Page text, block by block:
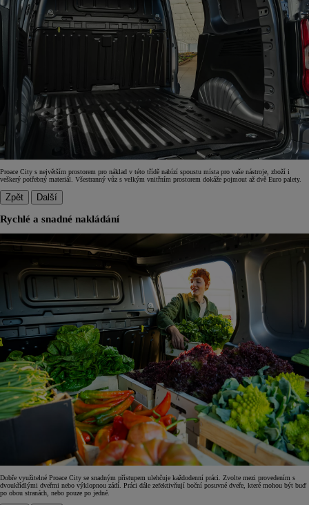
Proace City s největším prostorem pro náklad v této třídě nabízí spoustu místa pro vaše nástroje, zboží i
veškerý potřebný materiál. Všestranný vůz s velkým vnitřním prostorem dokáže pojmout až dvě Euro palety.
Zpět Další
Rychlé a snadné nakládání
Dobře využitelné Proace City se snadným přístupem ulehčuje každodenní práci. Zvolte mezi provedením s
dvoukřídlými dveřmi nebo výklopnou zádí. Práci dále zefektivňují boční posuvné dveře, které mohou být buď
po obou stranách, nebo pouze po jedné.